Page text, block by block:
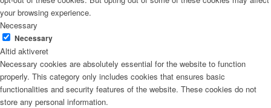
your browsing experience.
Necessary
Necessary
Altid aktiveret
Necessary cookies are absolutely essential for the website to function
properly. This category only includes cookies that ensures basic
functionalities and security features of the website. These cookies do not
store any personal information.